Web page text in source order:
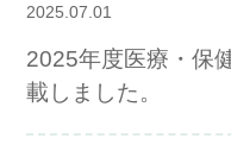
2025.07.01
2025年度医療・保
載しました。